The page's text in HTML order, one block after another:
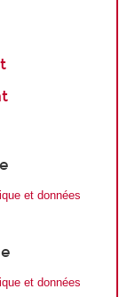
et données
et données